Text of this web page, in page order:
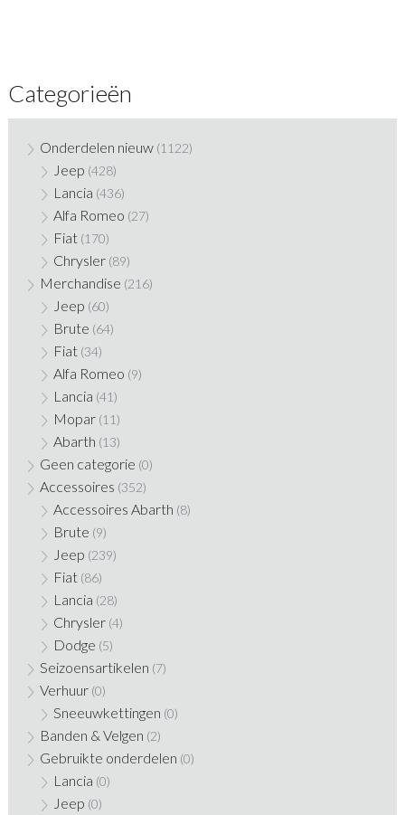
Categorieën
Onderdelen nieuw (1122)
Jeep (428)
Lancia (436)
Alfa Romeo (27)
Fiat (170)
Chrysler (89)
Merchandise (216)
Jeep (60)
Brute (64)
Fiat (34)
Alfa Romeo (9)
Lancia (41)
Mopar (11)
Abarth (13)
Geen categorie (0)
Accessoires (352)
Accessoires Abarth (8)
Brute (9)
Jeep (239)
Fiat (86)
Lancia (28)
Chrysler (4)
Dodge (5)
Seizoensartikelen (7)
Verhuur (0)
Sneeuwkettingen (0)
Banden & Velgen (2)
Gebruikte onderdelen (0)
Lancia (0)
Jeep (0)